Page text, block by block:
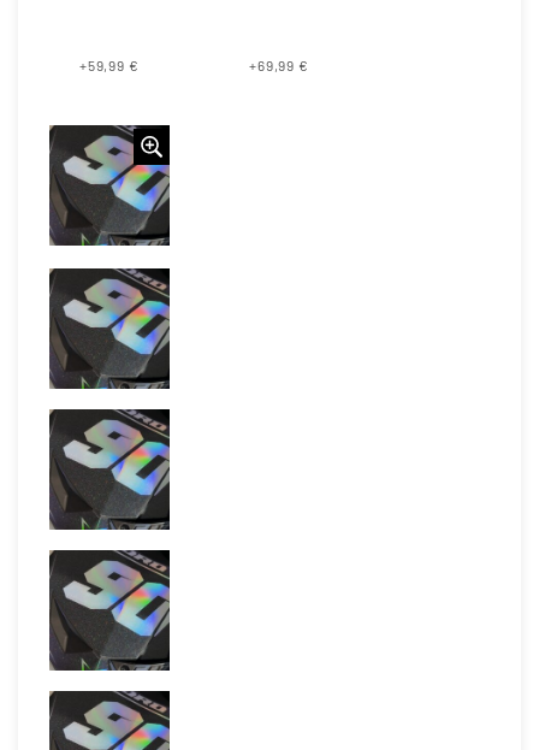
+59,99 € +69,99 €